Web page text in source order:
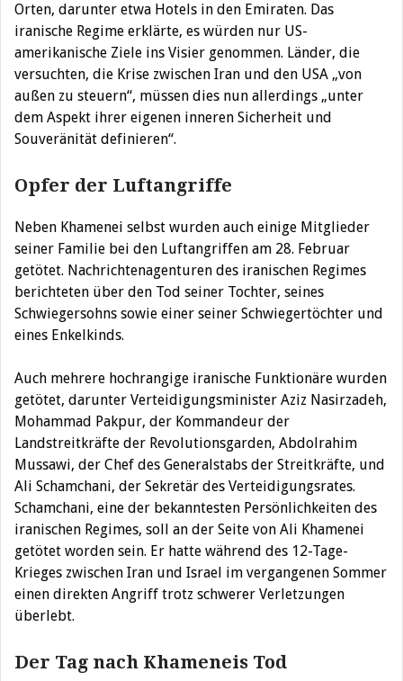
Orten, darunter etwa Hotels in den Emiraten. Das
iranische Regime erklärte, es würden nur US-
amerikanische Ziele ins Visier genommen. Länder, die
versuchten, die Krise zwischen Iran und den USA „von
außen zu steuern“, müssen dies nun allerdings „unter
dem Aspekt ihrer eigenen inneren Sicherheit und
Souveränität definieren“.
Opfer der Luftangriffe
Neben Khamenei selbst wurden auch einige Mitglieder
seiner Familie bei den Luftangriffen am 28. Februar
getötet. Nachrichtenagenturen des iranischen Regimes
berichteten über den Tod seiner Tochter, seines
Schwiegersohns sowie einer seiner Schwiegertöchter und
eines Enkelkinds.
Auch mehrere hochrangige iranische Funktionäre wurden
getötet, darunter Verteidigungsminister Aziz Nasirzadeh,
Mohammad Pakpur, der Kommandeur der
Landstreitkräfte der Revolutionsgarden, Abdolrahim
Mussawi, der Chef des Generalstabs der Streitkräfte, und
Ali Schamchani, der Sekretär des Verteidigungsrates.
Schamchani, eine der bekanntesten Persönlichkeiten des
iranischen Regimes, soll an der Seite von Ali Khamenei
getötet worden sein. Er hatte während des 12-Tage-
Krieges zwischen Iran und Israel im vergangenen Sommer
einen direkten Angriff trotz schwerer Verletzungen
überlebt.
Der Tag nach Khameneis Tod